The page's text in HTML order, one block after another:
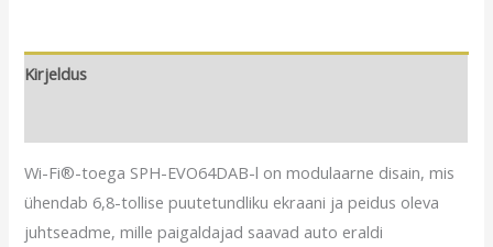
Kirjeldus
Wi-Fi®-toega SPH-EVO64DAB-l on modulaarne disain, mis
ühendab 6,8-tollise puutetundliku ekraani ja peidus oleva
juhtseadme, mille paigaldajad saavad auto eraldi